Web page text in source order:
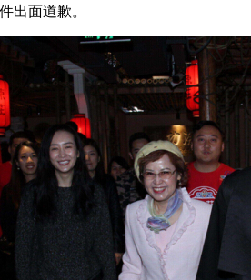
出面道歉。